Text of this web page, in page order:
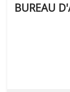
BUREAU